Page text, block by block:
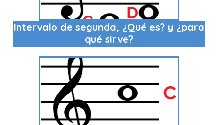
Intervalo de segunda, ¿Qué es? y ¿para
qué sirve?